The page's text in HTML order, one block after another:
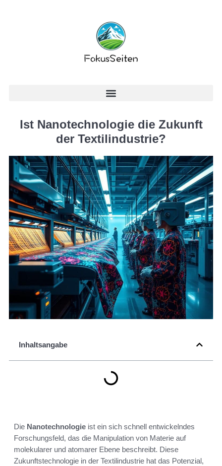
Ist Nanotechnologie die Zukunft
der Textilindustrie?
Inhaltsangabe
Die Nanotechnologie ist ein sich schnell entwickelndes
Forschungsfeld, das die Manipulation von Materie auf
molekularer und atomarer Ebene beschreibt. Diese
Zukunftstechnologie in der Textilindustrie hat das Potenzial,